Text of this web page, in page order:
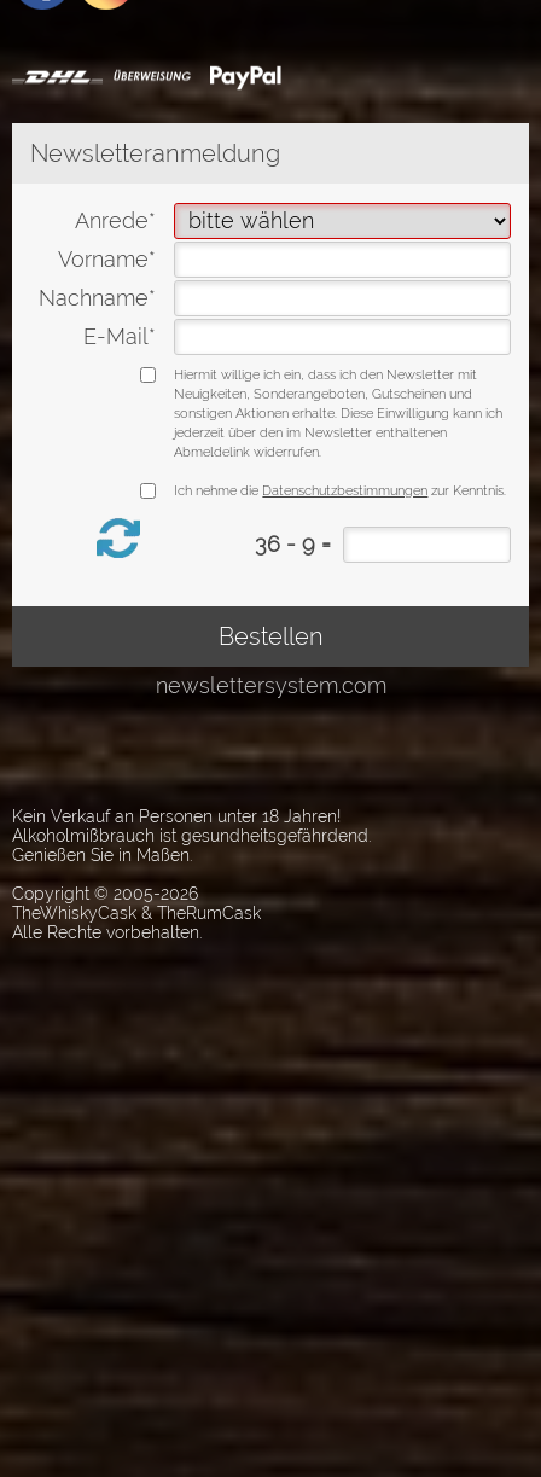
Kein Verkauf an Personen unter 18 Jahren!
Alkoholmißbrauch ist gesundheitsgefährdend.
Genießen Sie in Maßen.
Copyright © 2005-2026
TheWhiskyCask & TheRumCask
Alle Rechte vorbehalten.